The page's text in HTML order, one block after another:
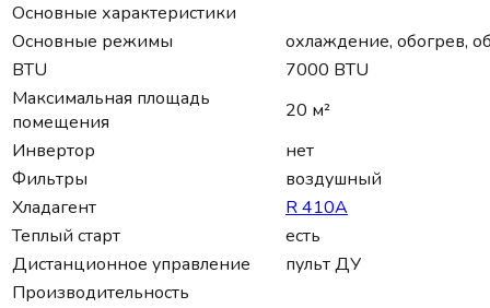
Основные характеристики
Основные режимы
охлаждение, обогрев,
BTU
7000 BTU
Максимальная площадь
помещения
20 м²
Инвертор
нет
Фильтры
воздушный
Хладагент
R 410A
Теплый старт
есть
Дистанционное управление
пульт ДУ
Производительность